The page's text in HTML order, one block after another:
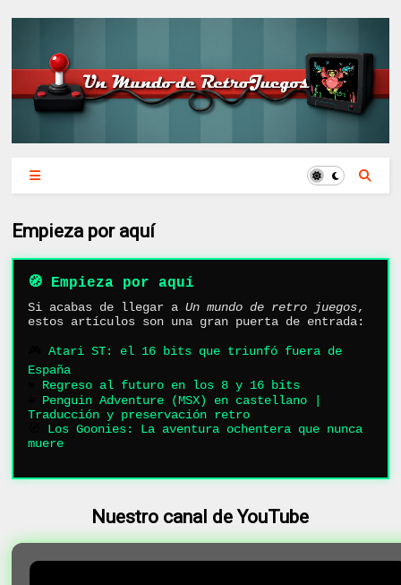
Empieza por aquí
🧭 Empieza por aquí
Si acabas de llegar aUn mundo de retro juegos,
estos artículos son una gran puerta de entrada:
🎮Atari ST: el 16 bits que triunfó fuera de
España
Regreso al futuro en los 8 y 16 bits
Penguin Adventure (MSX) en castellano |
Traducción y preservación retro
Los Goonies: La aventura ochentera que nunca
muere
Nuestro canal de YouTube